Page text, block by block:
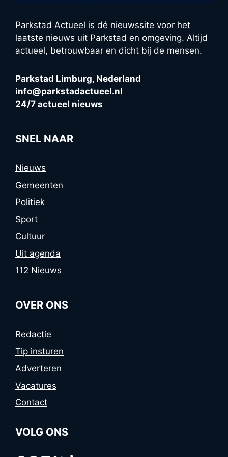
Parkstad Actueel is dé nieuwssite voor het
laatste nieuws uit Parkstad en omgeving. Altijd
actueel, betrouwbaar en dicht bij de mensen.
Parkstad Limburg, Nederland
info@parkstadactueel.nl
24/7 actueel nieuws
SNEL NAAR
Nieuws
Gemeenten
Politiek
Sport
Cultuur
Uit agenda
112 Nieuws
OVER ONS
Redactie
Tip insturen
Adverteren
Vacatures
Contact
VOLG ONS